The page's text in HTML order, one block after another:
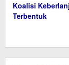
Koalisi
Terbentuk